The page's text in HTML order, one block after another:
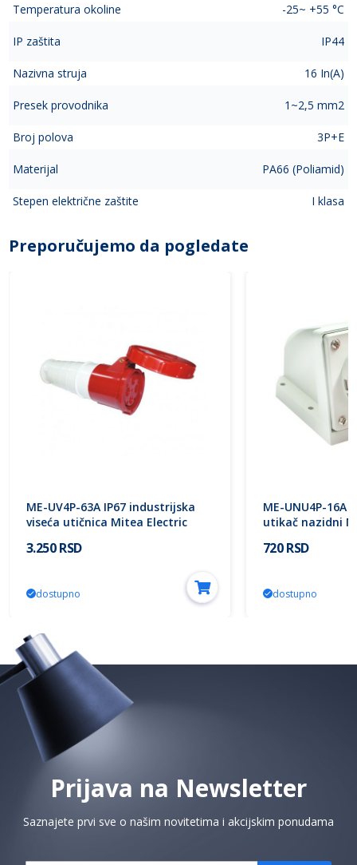
Temperatura okoline -25~ +55 °C
IP zaštita IP44
Nazivna struja 16 In(A)
Presek provodnika 1~2,5 mm2
Broj polova 3P+E
Materijal PA66 (Poliamid)
Stepen električne zaštite I klasa
Preporučujemo da pogledate
ME-UV4P-63A IP67 industrijska
viseća utičnica Mitea Electric
3.250 RSD
dostupno
ME-UNU4P-16A
utikač nazidni
720 RSD
dostupno
Prijava na Newsletter
Saznajete prvi sve o našim novitetima i akcijskim ponudama